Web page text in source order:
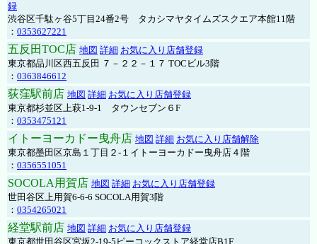
録
渋谷区千駄ヶ谷5丁目24番2号 タカシマヤタイムズスクエア本館11階
： 0353627221
五反田TOC店 地図 詳細 お気に入り店舗登録
東京都品川区西五反田 ７－２２－１７ TOCビル3階
： 0363846612
荻窪駅前店 地図 詳細 お気に入り店舗登録
東京都杉並区上萩1-9-1 タウンセブン６F
： 0353475121
イトーヨーカドー曳舟店 地図 詳細 お気に入り店舗解除
東京都墨田区京島１丁目２-１イトーヨーカドー曳舟店４階
： 0356551051
SOCOLA用賀店 地図 詳細 お気に入り店舗登録
世田谷区上用賀6-6-6 SOCOLA用賀3階
： 0354265021
経堂駅前店 地図 詳細 お気に入り店舗登録
東京都世田谷区宮坂2-19-5ピーコックストア経堂店B1F